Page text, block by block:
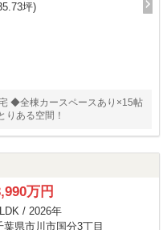
坪)
◆全棟カースペースあり×15帖
ある空間！
万円
/ 2026年
葉県市川市国分3丁目